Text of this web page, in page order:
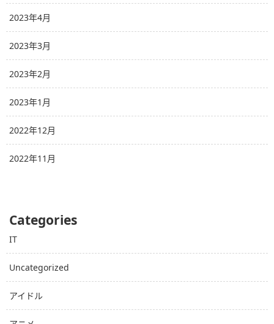
2023年4月
2023年3月
2023年2月
2023年1月
2022年12月
2022年11月
Categories
IT
Uncategorized
アイドル